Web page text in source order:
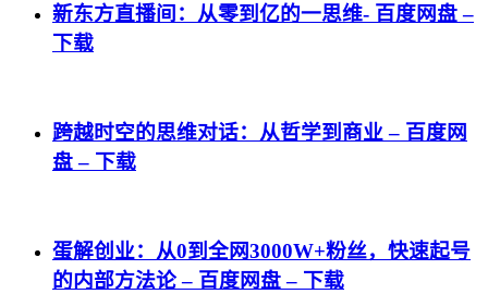
新东方直播间：从零到亿的一思维- 百度网盘 –
下载
跨越时空的思维对话：从哲学到商业 – 百度网
盘 – 下载
蛋解创业：从0到全网3000W+粉丝，快速起号
的内部方法论 – 百度网盘 – 下载